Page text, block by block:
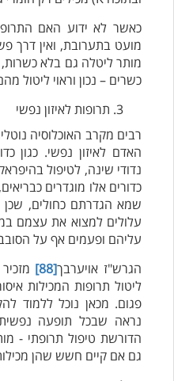
כאשר לא ידוע האם
מועט בתערובת, ואין דרך
מותר ליטלה גם בלא
כשרים – נכון וראוי ליטול
תרופות לאיזון נפשי
רבים מקרב האוכלוסיה
האדם לאיזון נפשי. כגון
נדודי שינה, לטיפול
כדורים אלו מוגדרים
שמא הגדרתם כחולים, שכן
עלולים למצוא את עצמם
עליהם ופעמים אף על
הגרש"ז אויערבך[88]
ליטול תרופות המכילות
פגום. מכאן נוכל ללמוד
נראה שבכל תופעה
הדורשת טיפול תרופתי -
גם אם קיים חשש שהן